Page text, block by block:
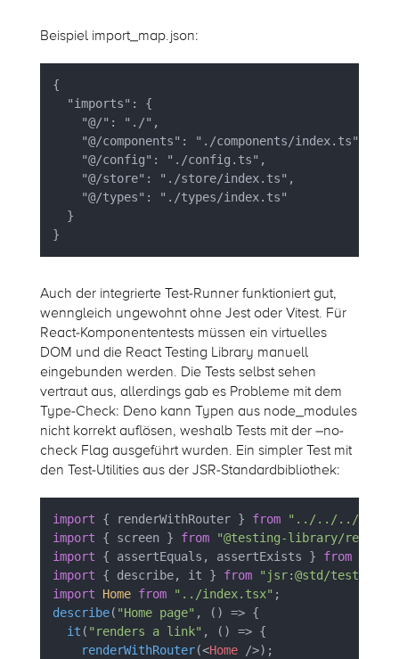
Beispiel import_map.json:
{
    "@/": "./",
    "@/components": "./components/index.ts",
    "@/config": "./config.ts",
    "@/store": "./store/index.ts",
    "@/types": "./types/index.ts"
  }
}
Auch der integrierte Test-Runner funktioniert gut,
wenngleich ungewohnt ohne Jest oder Vitest. Für
React-Komponententests müssen ein virtuelles
DOM und die React Testing Library manuell
eingebunden werden. Die Tests selbst sehen
vertraut aus, allerdings gab es Probleme mit dem
Type-Check: Deno kann Typen aus node_modules
nicht korrekt auflösen, weshalb Tests mit der –no-
check Flag ausgeführt wurden. Ein simpler Test mit
den Test-Utilities aus der JSR-Standardbibliothek:
import { renderWithRouter } from
"../../../test-
import { screen } from
"@testing-library/react"
import { assertEquals, assertExists } from
import { describe, it } from
"jsr:@std/testing/
import
Home from "../index.tsx"
describe( "Home page" , () => {
it ( "renders a link" , () => {
renderWithRouter(<Home />);